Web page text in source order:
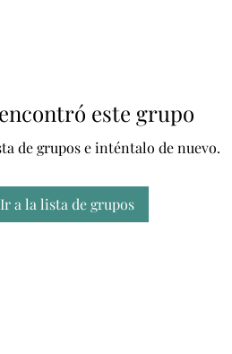
este grupo
de grupos e inténtalo de nuevo.
Ir a la lista de grupos